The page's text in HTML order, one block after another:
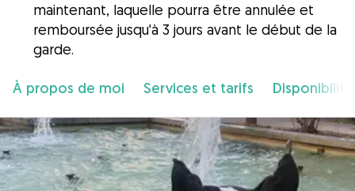
maintenant, laquelle pourra être annulée et
remboursée jusqu'à 3 jours avant le début de la
garde.
À propos de moi Services et tarifs Disponibilité